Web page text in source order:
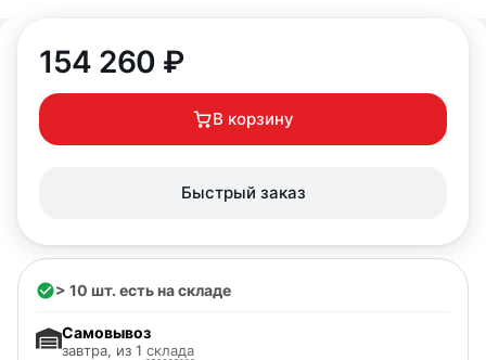
154 260 ₽
В корзину
Быстрый заказ
> 10 шт. есть на складе
Самовывоз
завтра, из 1 склада